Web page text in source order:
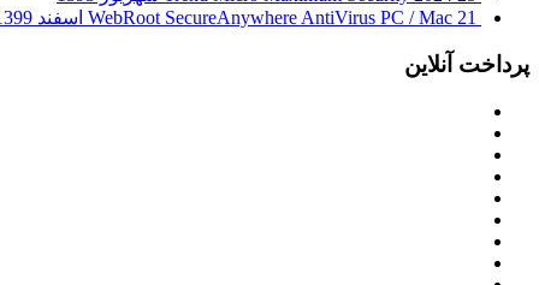
WebRoot SecureAnywhere AntiVirus PC / Mac 21 اسفند 1399
پرداخت آنلاین